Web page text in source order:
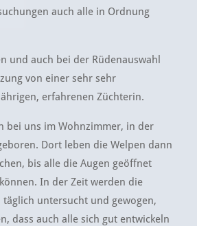
auch alle in Ordnung
und auch bei der Rüdenauswahl
von einer sehr sehr
erfahrenen Züchterin.
bei uns im Wohnzimmer, in der
Dort leben die Welpen dann
bis alle die Augen geöffnet
In der Zeit werden die
täglich untersucht und gewogen,
dass auch alle sich gut entwickeln